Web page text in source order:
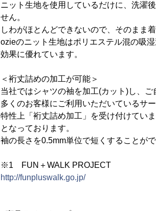
ニット生地を使用しているだけに、洗濯
せん。
しわがほとんどできないので、そのまま着
ozieのニット生地はポリエステル混の吸
効果に優れています。
＜裄丈詰めの加工が可能＞
当社ではシャツの袖を加工(カット)し、
多くのお客様にご利用いただいているサ
特性上「裄丈詰め加工」を受け付けてい
となっております。
袖の長さを0.5mm単位で短くすることが
※1 FUN＋WALK PROJECT
http://funpluswalk.go.jp/